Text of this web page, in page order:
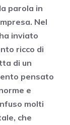
parola in
Nel
inviato
ricco di
di un
pensato
e
molti
che